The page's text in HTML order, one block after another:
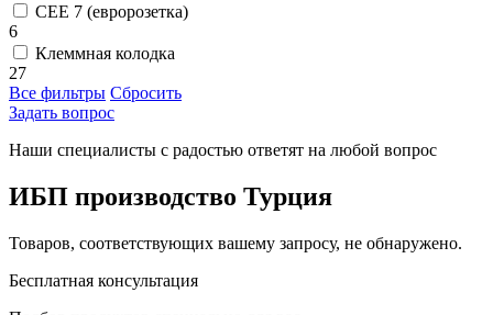
CEE 7 (евророзетка)
6
Клеммная колодка
27
Все фильтры Сбросить
Задать вопрос
Наши специалисты с радостью ответят на любой вопрос
ИБП производство Турция
Товаров, соответствующих вашему запросу, не обнаружено.
Бесплатная консультация